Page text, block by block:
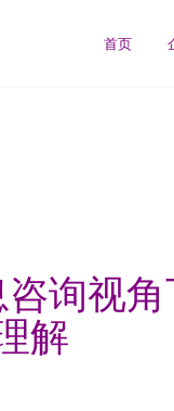
首页
咨询视
解